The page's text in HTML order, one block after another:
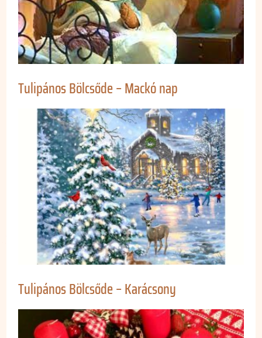
Tulipános Bölcsőde – Mackó nap
Tulipános Bölcsőde – Karácsony